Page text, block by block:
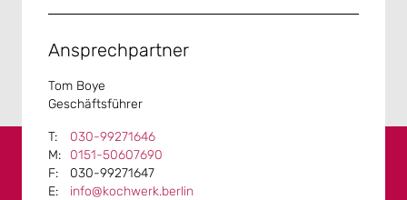
Ansprechpartner
Tom Boye
Geschäftsführer
030-99271646
0151-50607690
030-99271647
info@kochwerk.berlin